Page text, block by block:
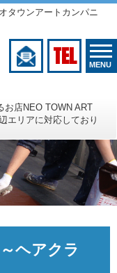
タウンアートカンパニ
お店NEO TOWN ART
エリアに対応しており
TEL MENU
ヘアクラ